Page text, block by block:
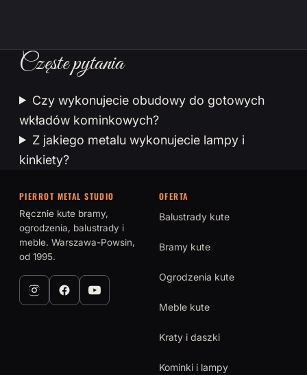
Częste pytania
Czy wykonujecie obudowy do gotowych
wkładów kominkowych?
Z jakiego metalu wykonujecie lampy i
kinkiety?
PIERROT METAL STUDIO
Ręcznie kute bramy,
ogrodzenia, balustrady i
meble. Warszawa-Powsin,
od 1995.
OFERTA
Balustrady kute
Bramy kute
Ogrodzenia kute
Meble kute
Kraty i daszki
Kominki i lampy